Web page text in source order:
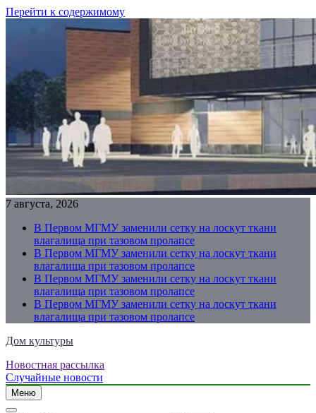
Перейти к содержимому
7 августа, 2026
В Первом МГМУ заменили сетку на лоскут ткани
влагалища при тазовом пролапсе
В Первом МГМУ заменили сетку на лоскут ткани
влагалища при тазовом пролапсе
В Первом МГМУ заменили сетку на лоскут ткани
влагалища при тазовом пролапсе
В Первом МГМУ заменили сетку на лоскут ткани
влагалища при тазовом пролапсе
Дом культуры
Just another WordPress site
Новостная рассылка
Случайные новости
Меню